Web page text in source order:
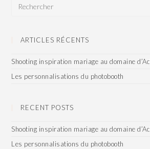
ARTICLES RÉCENTS
Shooting inspiration mariage au domaine
Les personnalisations du photobooth
RECENT POSTS
Shooting inspiration mariage au domaine
Les personnalisations du photobooth